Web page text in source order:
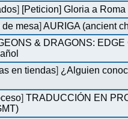
] [Peticion] Gloria a Roma
mesa]AURIGA (ancient
& DRAGONS:
en tiendas] ¿Alguien
]TRADUCCIÓN EN